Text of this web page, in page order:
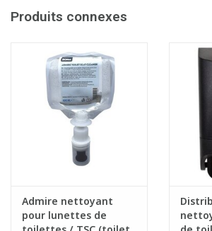
- Composé d'acier inoxydable 100%
Produits connexes
Admire nettoyant
pour lunettes de